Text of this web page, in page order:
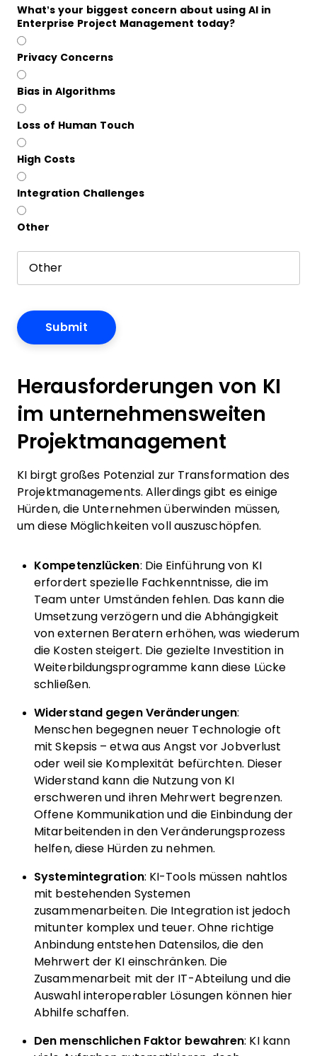
What’s your biggest concern about using AI in
Enterprise Project Management today?
Privacy Concerns
Bias in Algorithms
Loss of Human Touch
High Costs
Integration Challenges
Other
Herausforderungen von KI
im unternehmensweiten
Projektmanagement
KI birgt großes Potenzial zur Transformation des
Projektmanagements. Allerdings gibt es einige
Hürden, die Unternehmen überwinden müssen,
um diese Möglichkeiten voll auszuschöpfen.
Kompetenzlücken: Die Einführung von KI
erfordert spezielle Fachkenntnisse, die im
Team unter Umständen fehlen. Das kann die
Umsetzung verzögern und die Abhängigkeit
von externen Beratern erhöhen, was wiederum
die Kosten steigert. Die gezielte Investition in
Weiterbildungsprogramme kann diese Lücke
schließen.
Widerstand gegen Veränderungen:
Menschen begegnen neuer Technologie oft
mit Skepsis – etwa aus Angst vor Jobverlust
oder weil sie Komplexität befürchten. Dieser
Widerstand kann die Nutzung von KI
erschweren und ihren Mehrwert begrenzen.
Offene Kommunikation und die Einbindung der
Mitarbeitenden in den Veränderungsprozess
helfen, diese Hürden zu nehmen.
Systemintegration: KI-Tools müssen nahtlos
mit bestehenden Systemen
zusammenarbeiten. Die Integration ist jedoch
mitunter komplex und teuer. Ohne richtige
Anbindung entstehen Datensilos, die den
Mehrwert der KI einschränken. Die
Zusammenarbeit mit der IT-Abteilung und die
Auswahl interoperabler Lösungen können hier
Abhilfe schaffen.
Den menschlichen Faktor bewahren: KI kann